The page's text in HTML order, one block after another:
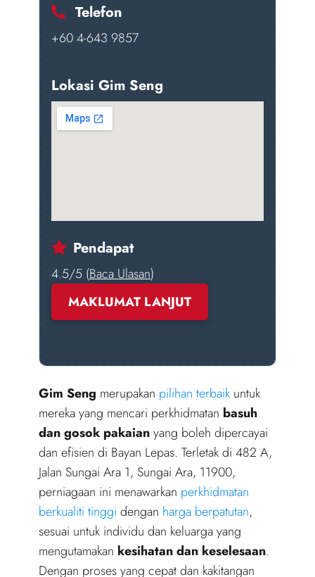
Telefon
+60 4-643 9857
Lokasi Gim Seng
Pendapat
4.5/5 (Baca Ulasan)
MAKLUMAT LANJUT
Gim Seng merupakan pilihan terbaik untuk
mereka yang mencari perkhidmatan basuh
dan gosok pakaianyang boleh dipercayai
dan efisien di Bayan Lepas. Terletak di 482 A,
Jalan Sungai Ara 1, Sungai Ara, 11900,
perniagaan ini menawarkan perkhidmatan
berkualiti tinggi dengan harga berpatutan,
sesuai untuk individu dan keluarga yang
mengutamakan kesihatan dan keselesaan.
Dengan proses yang cepat dan kakitangan